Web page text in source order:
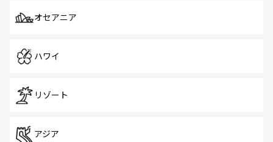
オセアニア
ハワイ
リゾート
アジア